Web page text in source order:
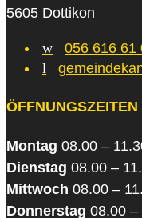
5605 Dottikon
w
056 616 61
l
ÖFFNUNGSZEITEN
Montag 08.00 –
Dienstag 08.00 –
Mittwoch 08.00 –
Donnerstag 08.00 –